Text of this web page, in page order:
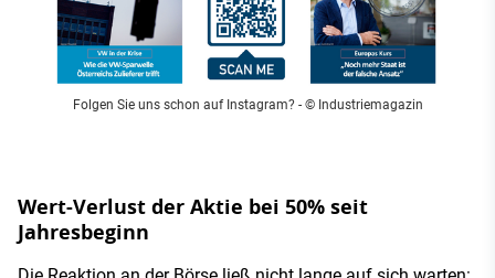
Folgen Sie uns schon auf Instagram?- © Industriemagazin
Wert-Verlust der Aktie bei 50% seit
Jahresbeginn